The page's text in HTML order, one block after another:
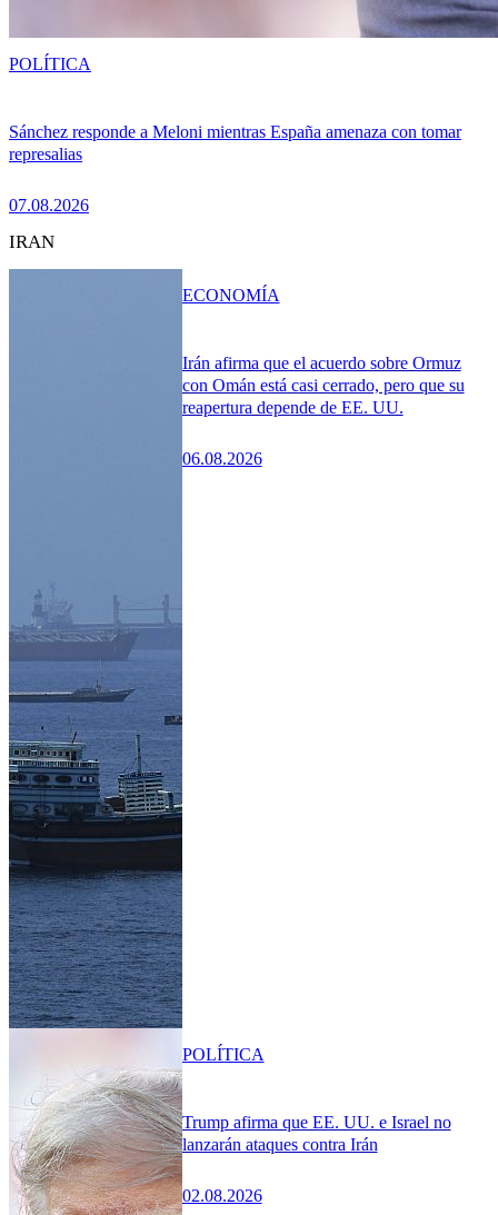
Sánchez responde a Meloni mientras España amenaza con tomar
represalias
07.08.2026
POLÍTICA
IRAN
Irán afirma que el acuerdo sobre Ormuz
con Omán está casi cerrado, pero que su
reapertura depende de EE. UU.
06.08.2026
ECONOMÍA
Trump afirma que EE. UU. e Israel no
lanzarán ataques contra Irán
02.08.2026
POLÍTICA